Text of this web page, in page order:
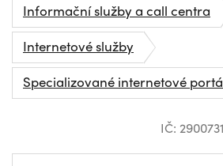
Informační služby a call centra
Internetové služby
Specializované internetové
IČ: